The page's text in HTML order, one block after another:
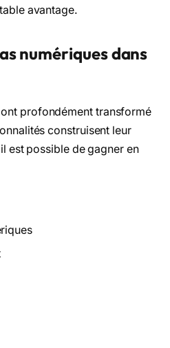
avantage.
numériques dans
profondément transformé
construisent leur
est possible de gagner en